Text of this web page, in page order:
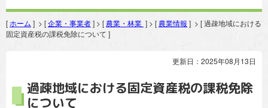
[ ホーム ] > [企業・事業者] > [ 農業・林業 ] > [ 農業情報 ] > [ 過疎地域における
固定資産税の課税免除について ]
更新日：2025年08月13日
過疎地域における固定資産税の課税免除
について